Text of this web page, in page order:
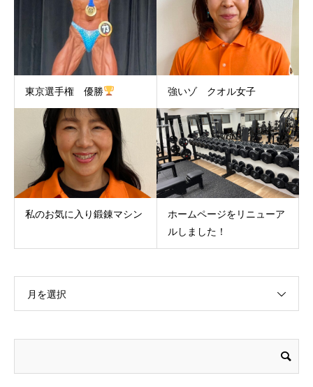
東京選手権 優勝 強いゾ クオル女子
私のお気に入り鍛錬マシン
ホームページをリニューア
ルしました！
月を選択